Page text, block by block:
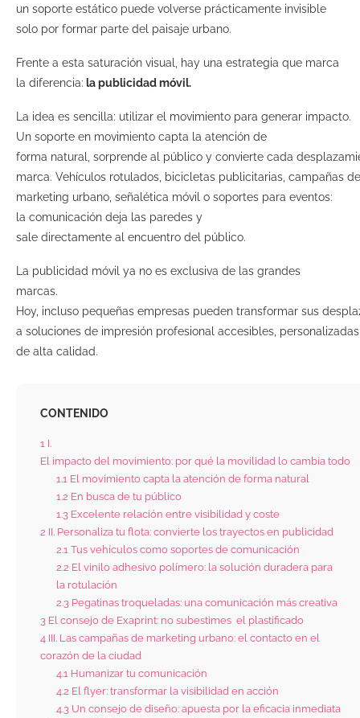
un soporte estático puede volverse prácticamente invisible
solo por formar parte del paisaje urbano.
Frente a esta saturación visual, hay una estrategia que marca
la diferencia: la publicidad móvil.
La idea es sencilla: utilizar el movimiento para generar impacto.
Un soporte en movimiento capta la atención de
forma natural, sorprende al público y convierte cada
marca. Vehículos rotulados, bicicletas publicitarias, campañas de
marketing urbano, señalética móvil o soportes para eventos:
la comunicación deja las paredes y
sale directamente al encuentro del público.
La publicidad móvil ya no es exclusiva de las grandes
marcas.
Hoy, incluso pequeñas empresas pueden transformar sus
a soluciones de impresión profesional accesibles,
de alta calidad.
CONTENIDO
1 I.
El impacto del movimiento: por qué la movilidad lo cambia todo
1.1El movimiento capta la atención de forma natural
1.2En busca de tu público
1.3Excelente relación entre visibilidad y coste
2 II. Personaliza tu flota: convierte los trayectos en publicidad
2.1Tus vehículos como soportes de comunicación
2.2El vinilo adhesivo polímero: la solución duradera para
la rotulación
2.3Pegatinas troqueladas: una comunicación más creativa
3 El consejo de Exaprint: no subestimes el plastificado
4 III. Las campañas de marketing urbano: el contacto en el
corazón de la ciudad
4.1Humanizar tu comunicación
4.2El flyer: transformar la visibilidad en acción
4.3Un consejo de diseño: apuesta por la eficacia inmediata